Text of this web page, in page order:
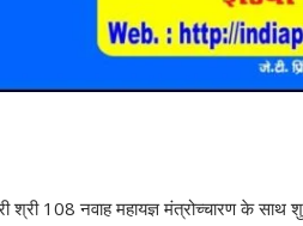
श्री 108 नवाह महायज्ञ मंत्रोच्चारण के